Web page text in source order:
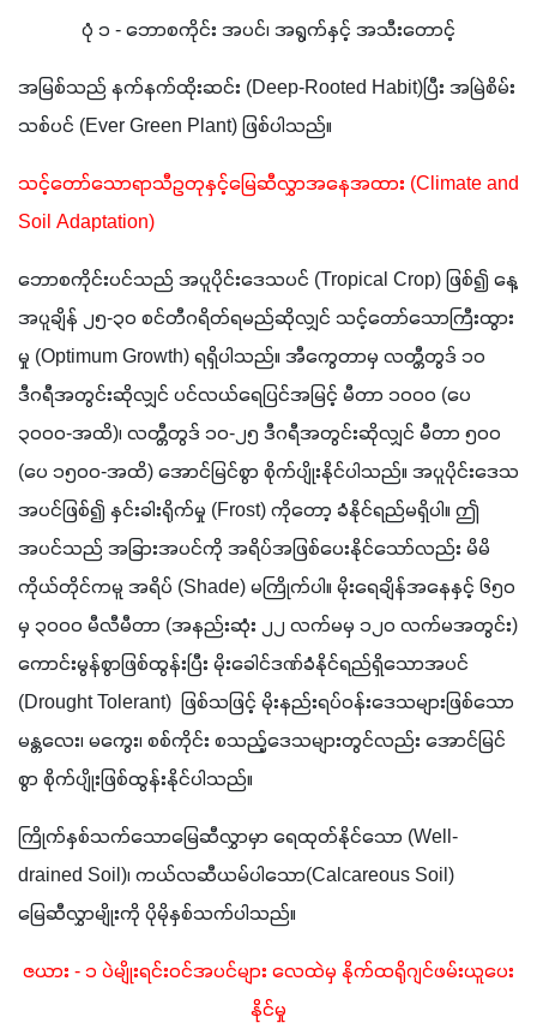
ပုံ ၁ - ဘောစကိုင်း အပင်၊ အရွက်နှင့် အသီးတောင့်
အမြစ်သည် နက်နက်ထိုးဆင်း (Deep-Rooted Habit)ပြီး အမြဲစိမ်း
သစ်ပင် (Ever Green Plant) ဖြစ်ပါသည်။
သင့်တော်သောရာသီဥတုနှင့်မြေဆီလွှာအနေအထား (Climate and
Soil Adaptation)
ဘောစကိုင်းပင်သည် အပူပိုင်းဒေသပင် (Tropical Crop) ဖြစ်၍ နေ့
အပူချိန် ၂၅-၃၀ စင်တီဂရိတ်ရမည်ဆိုလျှင် သင့်တော်သောကြီးထွား
မှု (Optimum Growth) ရရှိပါသည်။ အီကွေတာမှ လတ္တီတွဒ် ၁၀
ဒီဂရီအတွင်းဆိုလျှင် ပင်လယ်ရေပြင်အမြင့် မီတာ ၁၀၀၀ (ပေ
၃၀၀၀-အထိ)၊ လတ္တီတွဒ် ၁၀-၂၅ ဒီဂရီအတွင်းဆိုလျှင် မီတာ ၅၀၀
(ပေ ၁၅၀၀-အထိ) အောင်မြင်စွာ စိုက်ပျိုးနိုင်ပါသည်။ အပူပိုင်းဒေသ
အပင်ဖြစ်၍ နှင်းခါးရိုက်မှု (Frost) ကိုတော့ ခံနိုင်ရည်မရှိပါ။ ဤ
အပင်သည် အခြားအပင်ကို အရိပ်အဖြစ်ပေးနိုင်သော်လည်း မိမိ
ကိုယ်တိုင်ကမူ အရိပ် (Shade) မကြိုက်ပါ။ မိုးရေချိန်အနေနှင့် ၆၅၀
မှ ၃၀၀၀ မီလီမီတာ (အနည်းဆုံး ၂၂ လက်မမှ ၁၂၀ လက်မအတွင်း)
ကောင်းမွန်စွာဖြစ်ထွန်းပြီး မိုးခေါင်ဒဏ်ခံနိုင်ရည်ရှိသောအပင်
(Drought Tolerant)  ဖြစ်သဖြင့် မိုးနည်းရပ်ဝန်းဒေသများဖြစ်သော
မန္တလေး၊ မကွေး၊ စစ်ကိုင်း စသည့်ဒေသများတွင်လည်း အောင်မြင်
စွာ စိုက်ပျိုးဖြစ်ထွန်းနိုင်ပါသည်။
ကြိုက်နှစ်သက်သောမြေဆီလွှာမှာ ရေထုတ်နိုင်သော (Well-
drained Soil)၊ ကယ်လဆီယမ်ပါသော(Calcareous Soil)
မြေဆီလွှာမျိုးကို ပိုမိုနှစ်သက်ပါသည်။
ဇယား - ၁ ပဲမျိုးရင်းဝင်အပင်များ လေထဲမှ နိုက်ထရိုဂျင်ဖမ်းယူပေး
နိုင်မှု